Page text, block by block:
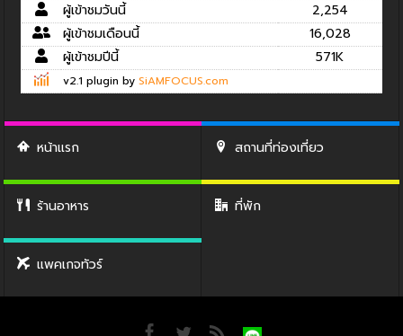
ผู้เข้าชมวันนี้
2,254
ผู้เข้าชมเดือนนี้
16,028
ผู้เข้าชมปีนี้
571K
v2.1 plugin by SiAMFOCUS.com
หน้าแรก สถานที่ท่องเที่ยว
ร้านอาหาร ที่พัก
แพคเกจทัวร์